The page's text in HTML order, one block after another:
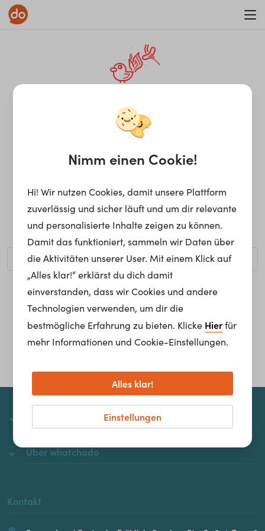
¡Ay, caramba! Seite nicht
gefunden.
Ups, die gewünschte Seite kann nicht gefunden werden.
Möchtest du nach einem bestimmten Begriff suchen?
Homepage
Über whatchado
Kontakt
Nimm einen Cookie!
Hi! Wir nutzen Cookies, damit unsere Plattform
zuverlässig und sicher läuft und um dir relevante
und personalisierte Inhalte zeigen zu können.
Damit das funktioniert, sammeln wir Daten über
die Aktivitäten unserer User. Mit einem Klick auf
„Alles klar!“ erklärst du dich damit
einverstanden, dass wir Cookies und andere
Technologien verwenden, um dir die
bestmögliche Erfahrung zu bieten. Klicke Hierfür
mehr Informationen und Cookie-Einstellungen.
Einstellungen
Alles klar!